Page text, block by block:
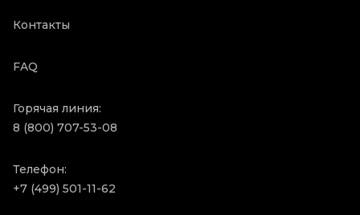
Контакты
FAQ
Горячая линия:
8 (800) 707-53-08
Телефон:
+7 (499) 501-11-62